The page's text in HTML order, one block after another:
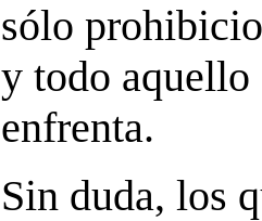
sólo
y todo aquello
enfrenta.
Sin duda, los